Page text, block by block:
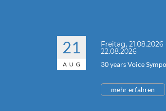
21
AUG
Freitag,
22.08.2026
30 years Voice
mehr erfahren